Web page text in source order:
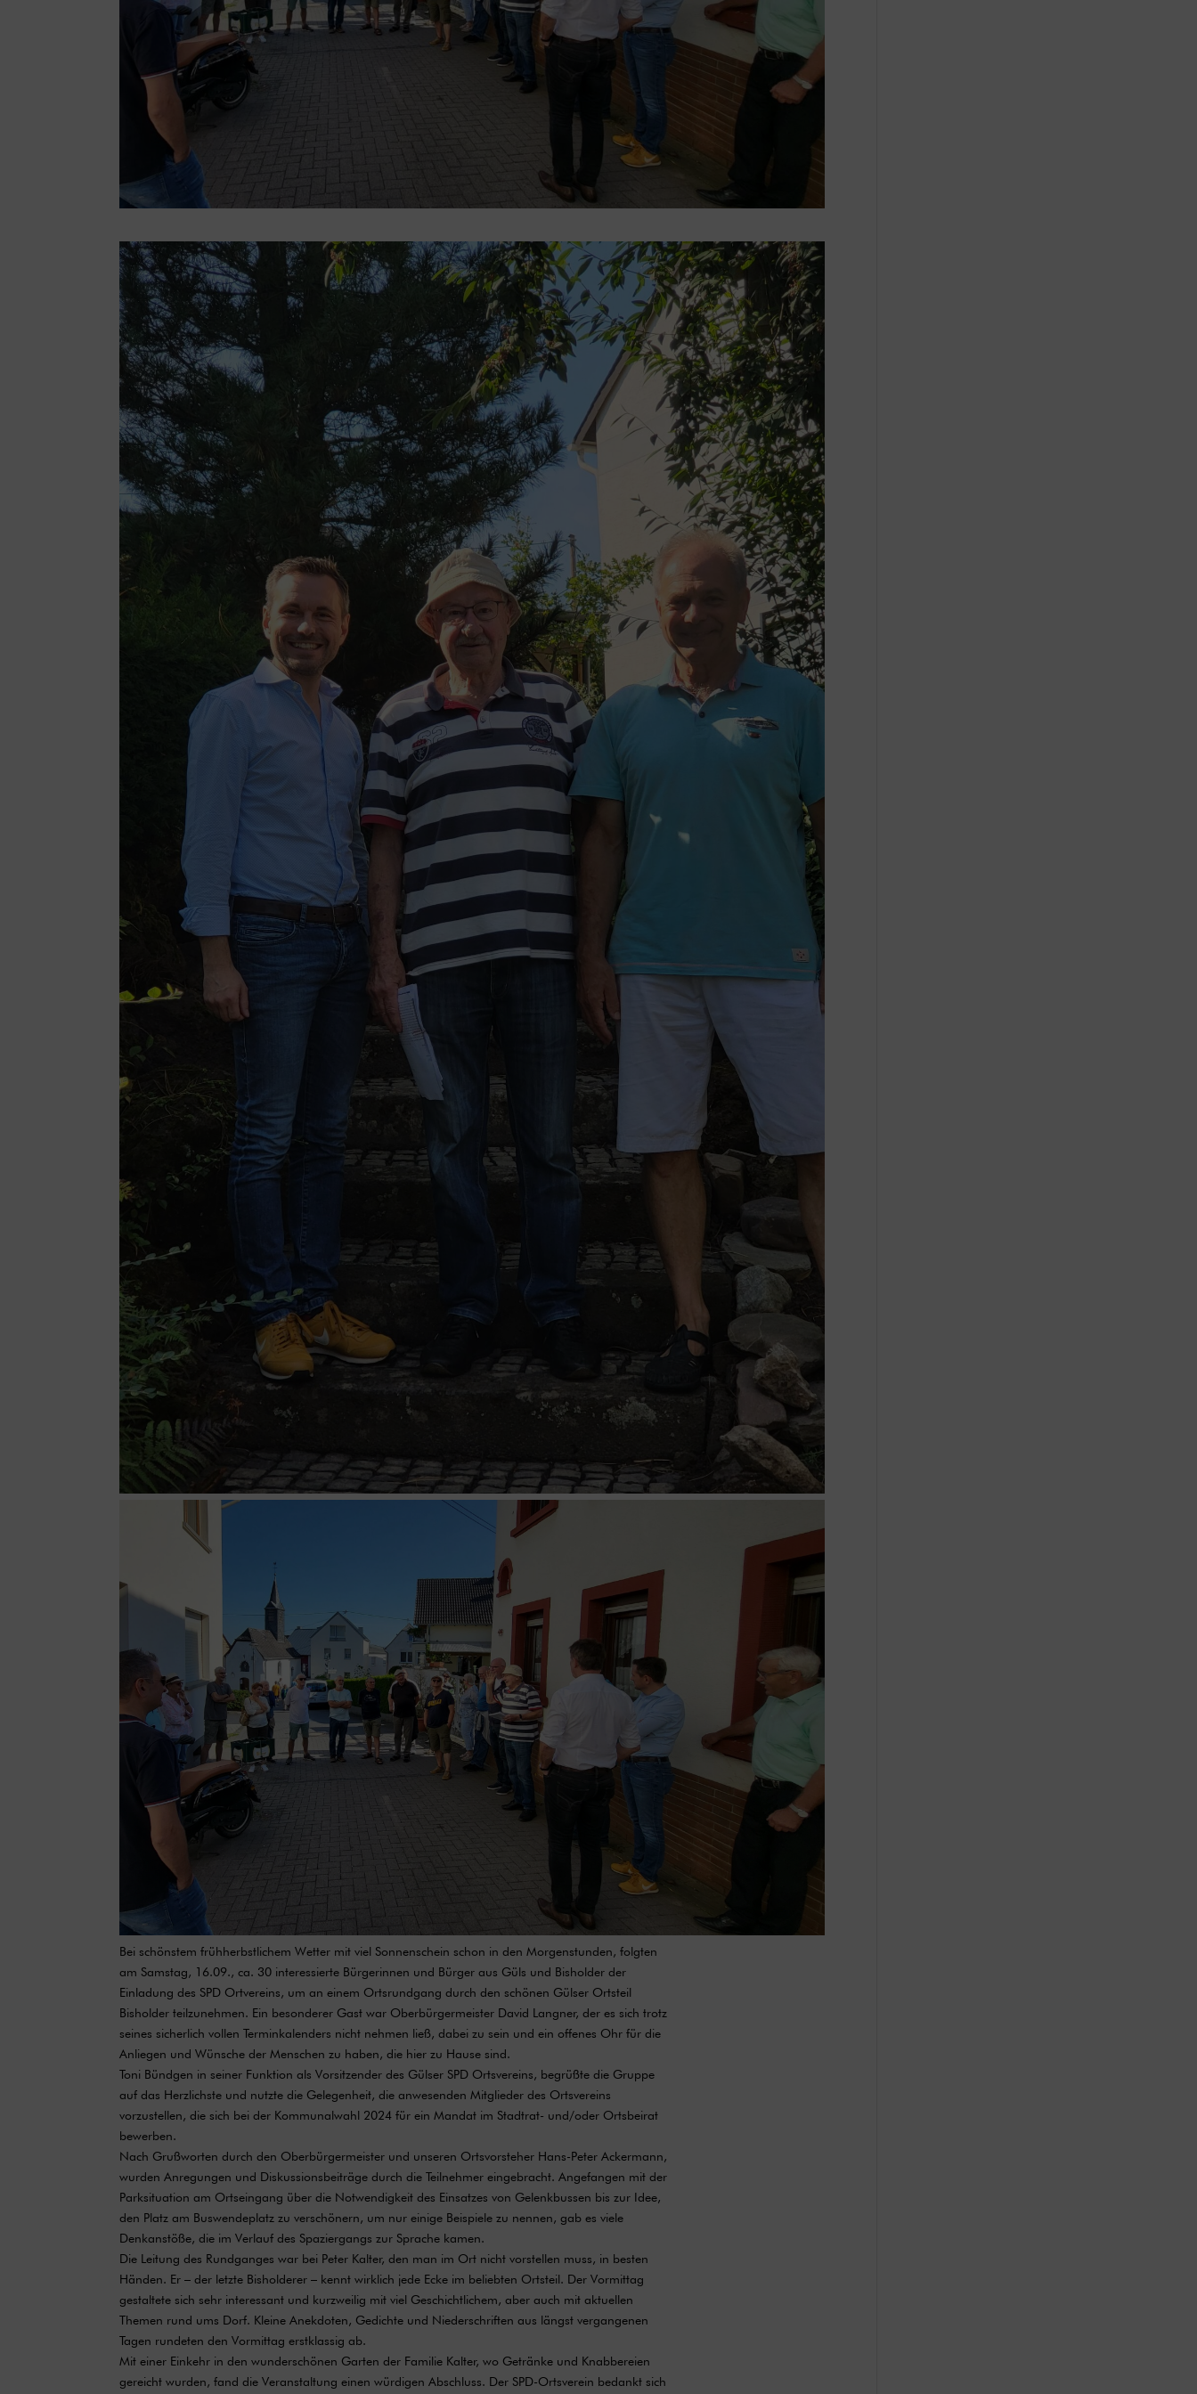
Bei schönstem frühherbstlichem Wetter mit viel Sonnenschein schon in den Morgenstunden, folgten
am Samstag, 16.09., ca. 30 interessierte Bürgerinnen und Bürger aus Güls und Bisholder der
Einladung des SPD Ortvereins, um an einem Ortsrundgang durch den schönen Gülser Ortsteil
Bisholder teilzunehmen. Ein besonderer Gast war Oberbürgermeister David Langner, der es sich trotz
seines sicherlich vollen Terminkalenders nicht nehmen ließ, dabei zu sein und ein offenes Ohr für die
Anliegen und Wünsche der Menschen zu haben, die hier zu Hause sind.
Toni Bündgen in seiner Funktion als Vorsitzender des Gülser SPD Ortsvereins, begrüßte die Gruppe
auf das Herzlichste und nutzte die Gelegenheit, die anwesenden Mitglieder des Ortsvereins
vorzustellen, die sich bei der Kommunalwahl 2024 für ein Mandat im Stadtrat- und/oder Ortsbeirat
bewerben.
Nach Grußworten durch den Oberbürgermeister und unseren Ortsvorsteher Hans-Peter Ackermann,
wurden Anregungen und Diskussionsbeiträge durch die Teilnehmer eingebracht. Angefangen mit der
Parksituation am Ortseingang über die Notwendigkeit des Einsatzes von Gelenkbussen bis zur Idee,
den Platz am Buswendeplatz zu verschönern, um nur einige Beispiele zu nennen, gab es viele
Denkanstöße, die im Verlauf des Spaziergangs zur Sprache kamen.
Die Leitung des Rundganges war bei Peter Kalter, den man im Ort nicht vorstellen muss, in besten
Händen. Er – der letzte Bisholderer – kennt wirklich jede Ecke im beliebten Ortsteil. Der Vormittag
gestaltete sich sehr interessant und kurzweilig mit viel Geschichtlichem, aber auch mit aktuellen
Themen rund ums Dorf. Kleine Anekdoten, Gedichte und Niederschriften aus längst vergangenen
Tagen rundeten den Vormittag erstklassig ab.
Mit einer Einkehr in den wunderschönen Garten der Familie Kalter, wo Getränke und Knabbereien
gereicht wurden, fand die Veranstaltung einen würdigen Abschluss. Der SPD-Ortsverein bedankt sich